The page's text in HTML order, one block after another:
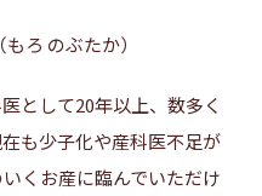
として20年以上、数多く
も少子化や産科医不足が
くお産に臨んでいただけ